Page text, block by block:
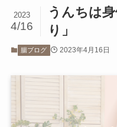
うんちは
り」
2023
4/16
腸ブログ 2023年4月16日